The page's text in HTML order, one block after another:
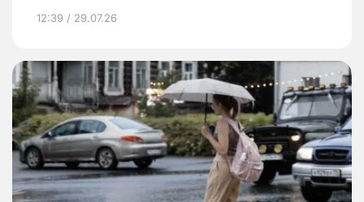
12:39 / 29.07.26